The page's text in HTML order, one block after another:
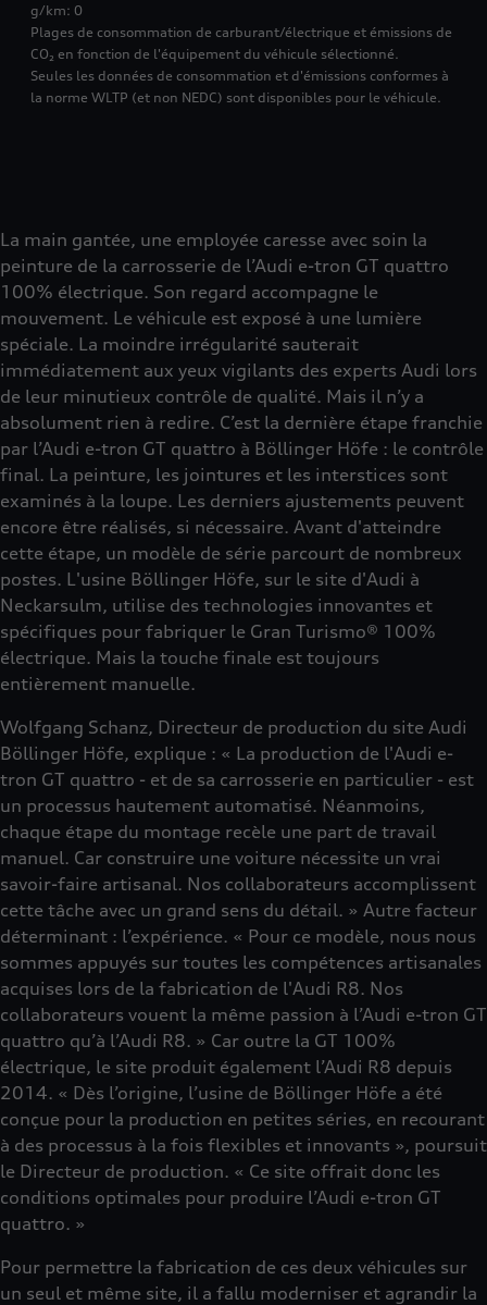
g/km: 0
Plages de consommation de carburant/électrique et émissions de
CO₂ en fonction de l'équipement du véhicule sélectionné.
Seules les données de consommation et d'émissions conformes à
la norme WLTP (et non NEDC) sont disponibles pour le véhicule.
La main gantée, une employée caresse avec soin la
peinture de la carrosserie de l’Audi e-tron GT quattro
100% électrique. Son regard accompagne le
mouvement. Le véhicule est exposé à une lumière
spéciale. La moindre irrégularité sauterait
immédiatement aux yeux vigilants des experts Audi lors
de leur minutieux contrôle de qualité. Mais il n’y a
absolument rien à redire. C’est la dernière étape franchie
par l’Audi e-tron GT quattro à Böllinger Höfe : le contrôle
final. La peinture, les jointures et les interstices sont
examinés à la loupe. Les derniers ajustements peuvent
encore être réalisés, si nécessaire. Avant d'atteindre
cette étape, un modèle de série parcourt de nombreux
postes. L'usine Böllinger Höfe, sur le site d'Audi à
Neckarsulm, utilise des technologies innovantes et
spécifiques pour fabriquer le Gran Turismo® 100%
électrique. Mais la touche finale est toujours
entièrement manuelle.
Wolfgang Schanz, Directeur de production du site Audi
Böllinger Höfe, explique : « La production de l'Audi e-
tron GT quattro - et de sa carrosserie en particulier - est
un processus hautement automatisé. Néanmoins,
chaque étape du montage recèle une part de travail
manuel. Car construire une voiture nécessite un vrai
savoir-faire artisanal. Nos collaborateurs accomplissent
cette tâche avec un grand sens du détail. » Autre facteur
déterminant : l’expérience. « Pour ce modèle, nous nous
sommes appuyés sur toutes les compétences artisanales
acquises lors de la fabrication de l'Audi R8. Nos
collaborateurs vouent la même passion à l’Audi e-tron GT
quattro qu’à l’Audi R8. » Car outre la GT 100%
électrique, le site produit également l’Audi R8 depuis
2014. « Dès l’origine, l’usine de Böllinger Höfe a été
conçue pour la production en petites séries, en recourant
à des processus à la fois flexibles et innovants », poursuit
le Directeur de production. « Ce site offrait donc les
conditions optimales pour produire l’Audi e-tron GT
quattro. »
Pour permettre la fabrication de ces deux véhicules sur
un seul et même site, il a fallu moderniser et agrandir la